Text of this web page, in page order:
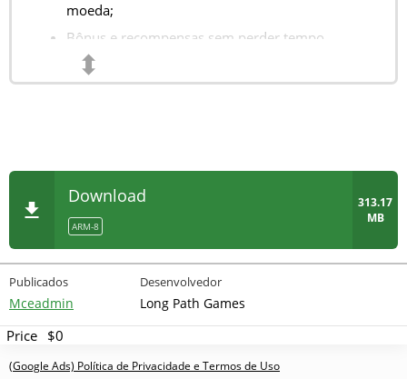
moeda;
Bônus e recompensas sem perder tempo
assistindo comerciais;
Publicidade desativada.
⬍
Download
ARM-8
313.17
MB
Publicados
Mceadmin
Desenvolvedor
Long Path Games
Price $0
(Google Ads) Política de Privacidade e Termos de Uso